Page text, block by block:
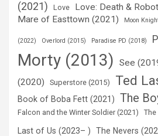
(2021)
Love Love: Death &
Mare of Easttown (2021) Moon
(2022) Overlord (2015) Paradise PD (2018)
Morty (2013)
See
(2020)
Superstore (2015) Ted
Book of Boba Fett (2021)
The
Falcon and the Winter Soldier (2021)
Last of Us (2023– )
The Nevers